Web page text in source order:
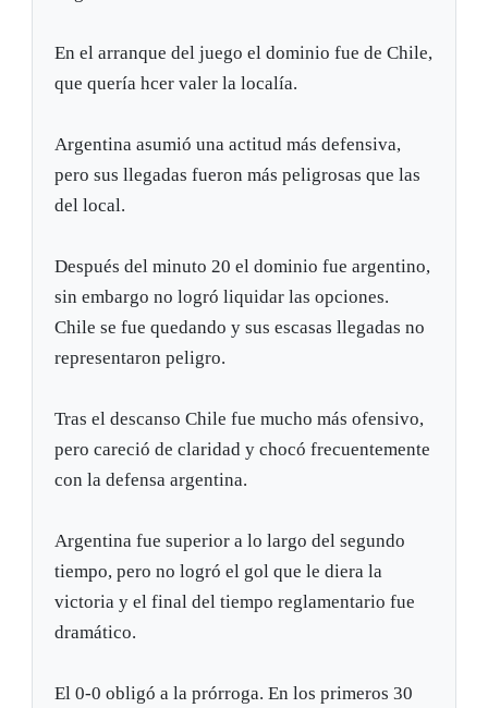
En el arranque del juego el dominio fue de Chile,
que quería hcer valer la localía.
Argentina asumió una actitud más defensiva,
pero sus llegadas fueron más peligrosas que las
del local.
Después del minuto 20 el dominio fue argentino,
sin embargo no logró liquidar las opciones.
Chile se fue quedando y sus escasas llegadas no
representaron peligro.
Tras el descanso Chile fue mucho más ofensivo,
pero careció de claridad y chocó frecuentemente
con la defensa argentina.
Argentina fue superior a lo largo del segundo
tiempo, pero no logró el gol que le diera la
victoria y el final del tiempo reglamentario fue
dramático.
El 0-0 obligó a la prórroga. En los primeros 30